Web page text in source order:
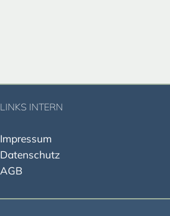
LINKS INTERN
Impressum
Datenschutz
AGB